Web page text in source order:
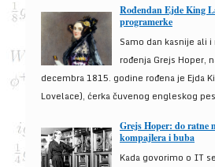
Rođendan Ejde King
programerke
Samo dan kasnije ali
rođenja Grejs Hoper,
decembra 1815. godine rođena je Ejda
Lovelace), ćerka čuvenog engleskog
Grejs Hoper: do ratne
kompajlera i buba
Kada govorimo o IT